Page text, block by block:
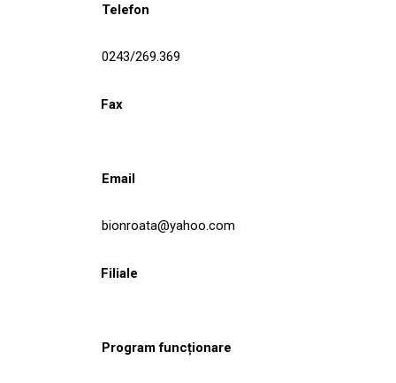
Telefon
0243/269.369
Fax
Email
bionroata@yahoo.com
Filiale
Program funcționare